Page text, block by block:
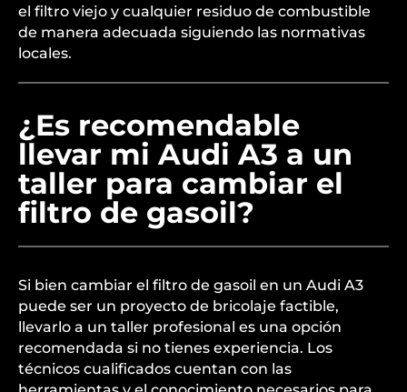
el filtro viejo y cualquier residuo de combustible
de manera adecuada siguiendo las normativas
locales.
¿Es recomendable
llevar mi Audi A3 a un
taller para cambiar el
filtro de gasoil?
Si bien cambiar el filtro de gasoil en un Audi A3
puede ser un proyecto de bricolaje factible,
llevarlo a un taller profesional es una opción
recomendada si no tienes experiencia. Los
técnicos cualificados cuentan con las